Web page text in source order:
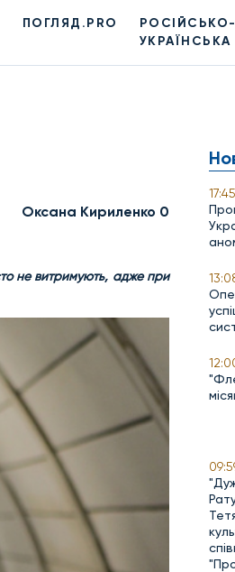
ПОГЛЯД.PRO
РОСІЙСЬКО-
УКРАЇНСЬКА
Оксана Кириленко 0
не витримують, адже при
17:45